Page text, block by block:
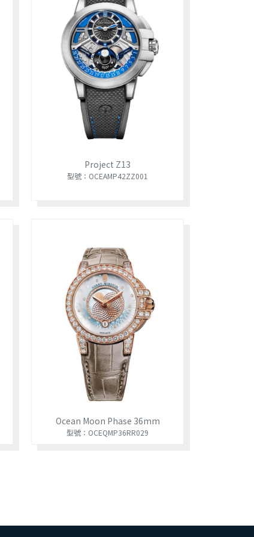
Project Z13
型號：OCEAMP42ZZ001
Ocean Moon Phase 36mm
型號：OCEQMP36RR029